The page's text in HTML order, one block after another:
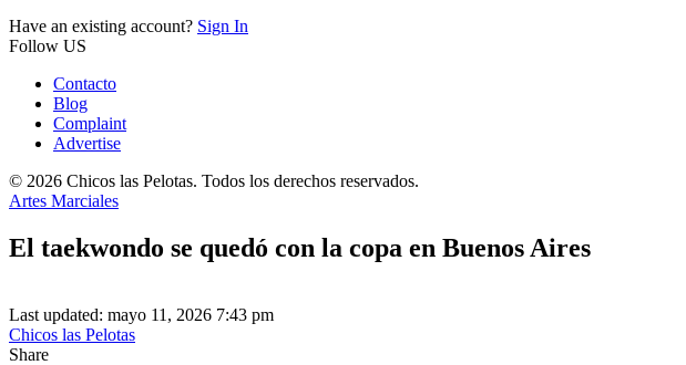
Have an existing account? Sign In
Follow US
Contacto
Blog
Complaint
Advertise
© 2026 Chicos las Pelotas. Todos los derechos reservados.
Artes Marciales
El taekwondo se quedó con la copa en Buenos Aires
Last updated: mayo 11, 2026 7:43 pm
Chicos las Pelotas
Share